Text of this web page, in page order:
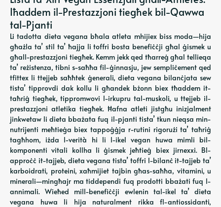
Iħaddem il-Prestazzjoni tiegħek bil-Qawwa
tal-Pjanti
Li tadotta dieta vegana bħala atleta mhijiex biss moda—hija
għażla ta’ stil ta’ ħajja li toffri bosta benefiċċji għal ġismek u
għall-prestazzjoni tiegħek. Kemm jekk qed tħarreġ għal tellieqa
ta’ reżistenza, tibni s-saħħa fil-ġinnasju, jew sempliċement qed
tfittex li ttejjeb saħħtek ġenerali, dieta vegana bilanċjata sew
tista’ tipprovdi dak kollu li għandek bżonn biex tħaddem it-
taħriġ tiegħek, tippromwovi l-irkupru tal-muskoli, u ttejjeb il-
prestazzjoni atletika tiegħek. Ħafna atleti jistgħu inizjalment
jinkwetaw li dieta bbażata fuq il-pjanti tista’ tkun nieqsa min-
nutrijenti meħtieġa biex tappoġġja r-rutini rigorużi ta’ taħriġ
tagħhom, iżda l-verità hi li l-ikel vegan huwa mimli bil-
komponenti vitali kollha li ġismek jeħtieġ biex jirnexxi. Bl-
approċċ it-tajjeb, dieta vegana tista’ toffri l-bilanċ it-tajjeb ta’
karboidrati, proteini, xaħmijiet tajbin għas-saħħa, vitamini, u
minerali—mingħajr ma tiddependi fuq prodotti bbażati fuq l-
annimali. Wieħed mill-benefiċċji ewlenin tal-ikel ta’ dieta
vegana huwa li hija naturalment rikka fl-antiossidanti,